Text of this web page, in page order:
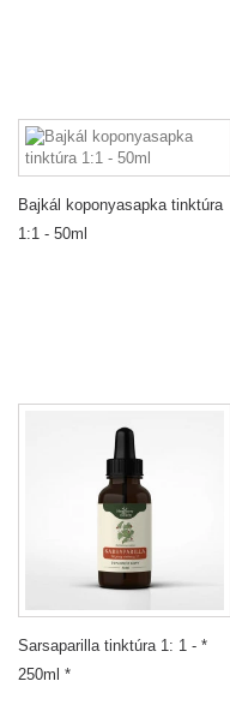
Bajkál koponyasapka tinktúra
1:1 - 50ml
Sarsaparilla tinktúra 1: 1 - *
250ml *